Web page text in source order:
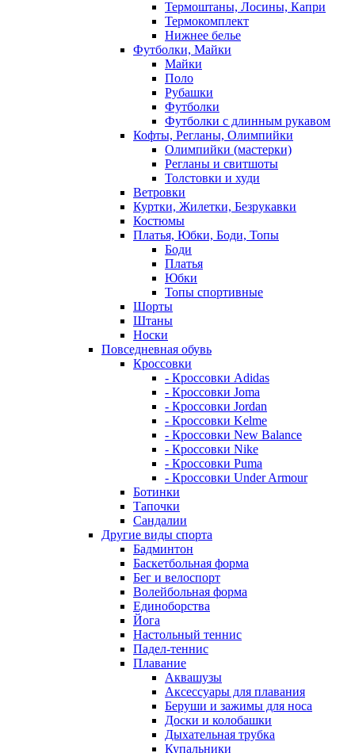
Термоштаны, Лосины, Капри
Термокомплект
Нижнее белье
Футболки, Майки
Майки
Поло
Рубашки
Футболки
Футболки с длинным рукавом
Кофты, Регланы, Олимпийки
Олимпийки (мастерки)
Регланы и свитшоты
Толстовки и худи
Ветровки
Куртки, Жилетки, Безрукавки
Костюмы
Платья, Юбки, Боди, Топы
Боди
Платья
Юбки
Топы спортивные
Шорты
Штаны
Носки
Повседневная обувь
Кроссовки
- Кроссовки Adidas
- Кроссовки Joma
- Кроссовки Jordan
- Кроссовки Kelme
- Кроссовки New Balance
- Кроссовки Nike
- Кроссовки Puma
- Кроссовки Under Armour
Ботинки
Тапочки
Сандалии
Другие виды спорта
Бадминтон
Баскетбольная форма
Бег и велоспорт
Волейбольная форма
Единоборства
Йога
Настольный теннис
Падел-теннис
Плавание
Аквашузы
Аксессуары для плавания
Беруши и зажимы для носа
Доски и колобашки
Дыхательная трубка
Купальники